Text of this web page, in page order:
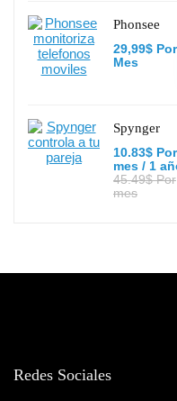
Phonsee
29,99$ Por
Mes
Spynger
10.83$ Por
mes / 1
45.49$ Por
mes
Redes Sociales